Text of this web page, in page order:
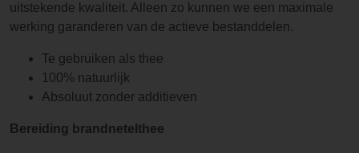
uitstekende kwaliteit. Alleen zo kunnen we een maximale
werking garanderen van de actieve bestanddelen.
Te gebruiken als thee
100% natuurlijk
Absoluut zonder additieven
Bereiding brandnetelthee